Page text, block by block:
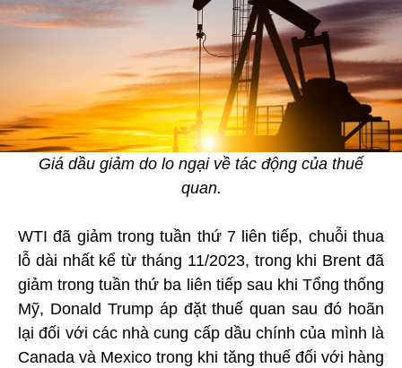
Giá dầu giảm do lo ngại về tác động của thuế
quan.
WTI đã giảm trong tuần thứ 7 liên tiếp, chuỗi thua
lỗ dài nhất kể từ tháng 11/2023, trong khi Brent đã
giảm trong tuần thứ ba liên tiếp sau khi Tổng thống
Mỹ, Donald Trump áp đặt thuế quan sau đó hoãn
lại đối với các nhà cung cấp dầu chính của mình là
Canada và Mexico trong khi tăng thuế đối với hàng